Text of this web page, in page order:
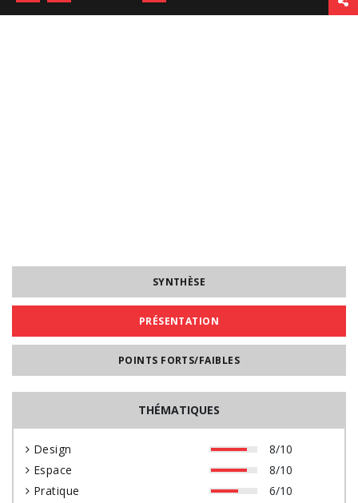
SYNTHÈSE
PRÉSENTATION
POINTS FORTS/FAIBLES
THÉMATIQUES
Design
8/10
Espace
8/10
Pratique
6/10